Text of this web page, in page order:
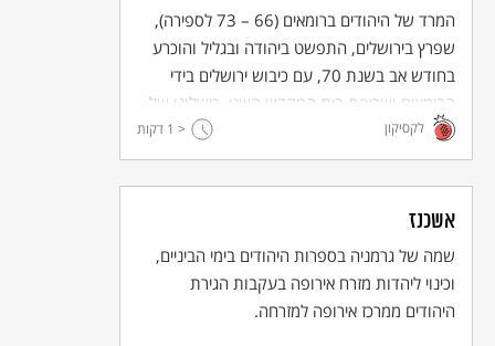
המרד של היהודים ברומאים (66 – 73 לספירה),
שפרץ בירושלים, התפשט ביהודה ובגליל והוכרע
בחודש אב בשנת 70, עם כיבוש ירושלים בידי
הרומאים ושריפת בית המקדש השני. כישלונו של
המרד הגדול מציין את סיום תקופת הבית השני
בתולדות ישראל.
לקסיקון < 1 דקות
אשכנז
שמה של גרמניה בספרות היהודים בימי הביניים,
וכינוי ליהדות מזרח אירופה בעקבות הגירת
היהודים ממרכז אירופה למזרחה.